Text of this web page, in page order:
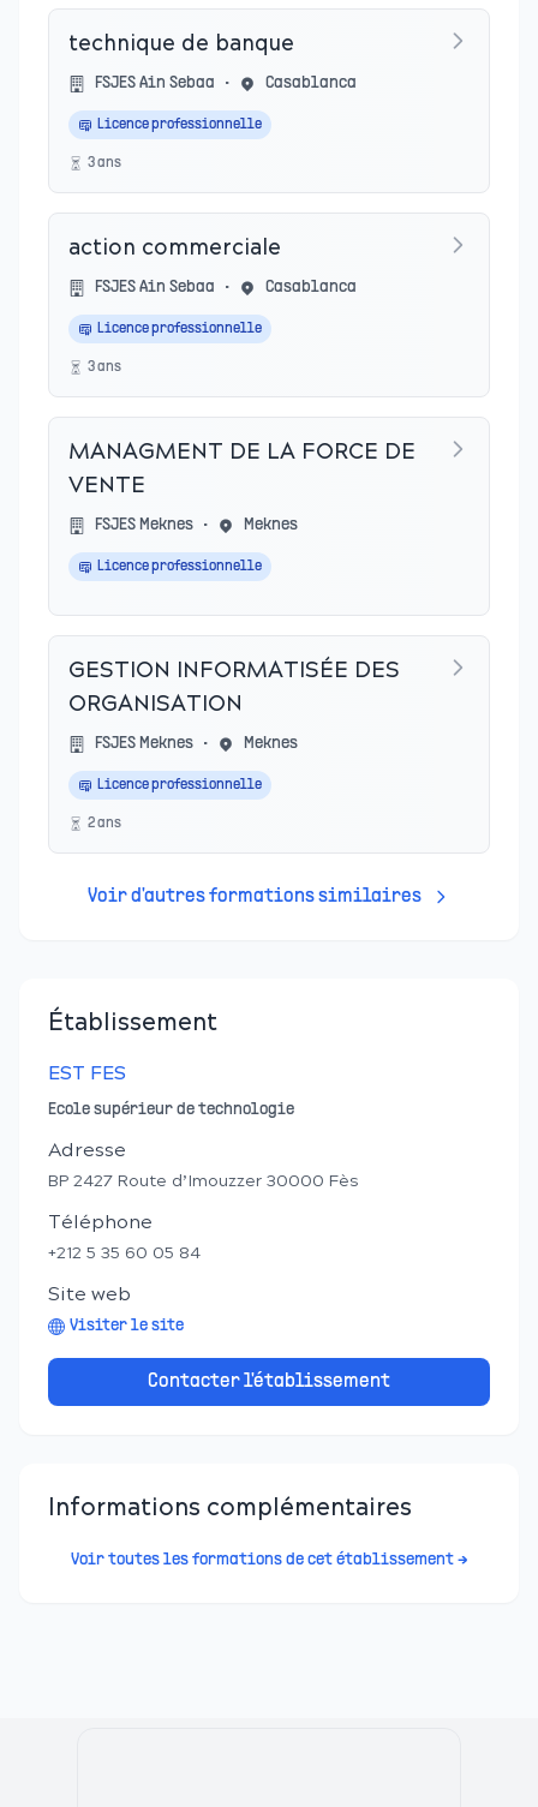
technique de banque
FSJES Ain Sebaa • Casablanca
Licence professionnelle
3ans
action commerciale
FSJES Ain Sebaa • Casablanca
Licence professionnelle
3ans
MANAGMENT DE LA FORCE DE
VENTE
FSJES Meknes • Meknes
Licence professionnelle
GESTION INFORMATISÉE DES
ORGANISATION
FSJES Meknes • Meknes
Licence professionnelle
2ans
Voir d'autres formations similaires
Établissement
EST FES
Ecole supérieur de technologie
Adresse
BP 2427 Route d’Imouzzer 30000 Fès
Téléphone
+212 5 35 60 05 84
Site web
Visiter le site
Contacter l'établissement
Informations complémentaires
Voir toutes les formations de cet établissement →